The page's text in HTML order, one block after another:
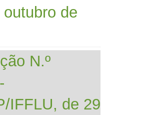
de
N.º
IFFLU, de 29